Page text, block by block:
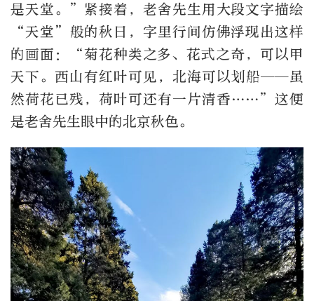
是天堂。”紧接着，老舍先生用大段文字描绘
“天堂”般的秋日，字里行间仿佛浮现出这样
的画面：“菊花种类之多、花式之奇，可以甲
天下。西山有红叶可见，北海可以划船——虽
然荷花已残，荷叶可还有一片清香……”这便
是老舍先生眼中的北京秋色。